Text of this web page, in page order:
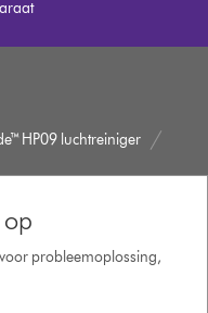
HP09 luchtreiniger
probleemoplossing,